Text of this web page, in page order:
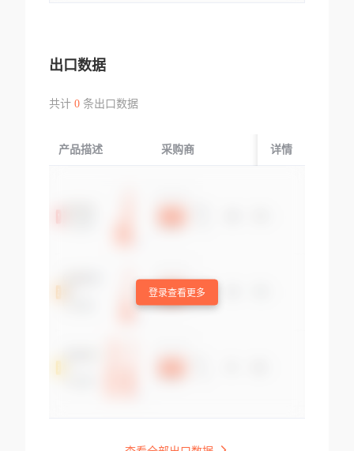
出口数据
共计 0条出口数据
产品描述 采购商 起运国/地区
详情
登录查看更多